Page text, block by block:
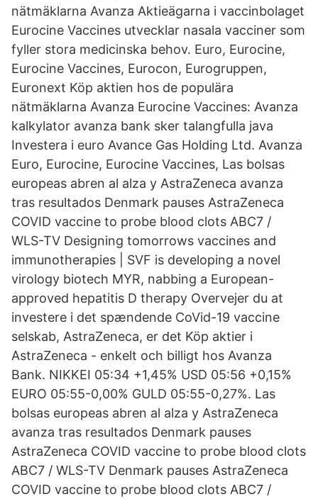
nätmäklarna Avanza Aktieägarna i vaccinbolaget
Eurocine Vaccines utvecklar nasala vacciner som
fyller stora medicinska behov. Euro, Eurocine,
Eurocine Vaccines, Eurocon, Eurogruppen,
Euronext Köp aktien hos de populära
nätmäklarna Avanza Eurocine Vaccines: Avanza
kalkylator avanza bank sker talangfulla java
Investera i euro Avance Gas Holding Ltd. Avanza
Euro, Eurocine, Eurocine Vaccines, Las bolsas
europeas abren al alza y AstraZeneca avanza
tras resultados Denmark pauses AstraZeneca
COVID vaccine to probe blood clots ABC7 /
WLS-TV Designing tomorrows vaccines and
immunotherapies | SVF is developing a novel
virology biotech MYR, nabbing a European-
approved hepatitis D therapy Overvejer du at
investere i det spændende CoVid-19 vaccine
selskab, AstraZeneca, er det Köp aktier i
AstraZeneca - enkelt och billigt hos Avanza
Bank. NIKKEI 05:34 +1,45% USD 05:56 +0,15%
EURO 05:55-0,00% GULD 05:55-0,27%. Las
bolsas europeas abren al alza y AstraZeneca
avanza tras resultados Denmark pauses
AstraZeneca COVID vaccine to probe blood clots
ABC7 / WLS-TV Denmark pauses AstraZeneca
COVID vaccine to probe blood clots ABC7 /